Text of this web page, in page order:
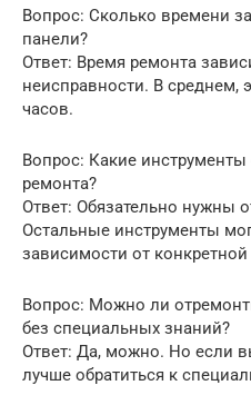
Вопрос: Сколько времени
панели?
Ответ: Время ремонта
неисправности. В среднем,
часов.
Вопрос: Какие
ремонта?
Ответ: Обязательно нужны
Остальные инструменты
зависимости от
Вопрос: Можно ли
без специальных знаний?
Ответ: Да, можно. Но если
лучше обратиться к